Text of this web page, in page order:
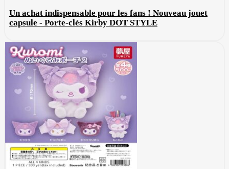
Un achat indispensable pour les fans ! Nouveau jouet
capsule - Porte-clés Kirby DOT STYLE